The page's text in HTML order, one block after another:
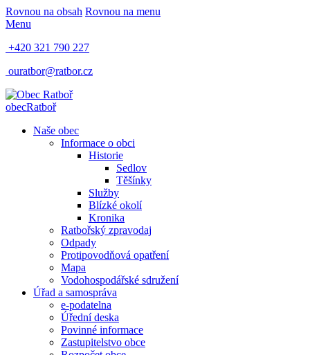
Rovnou na obsah Rovnou na menu
Menu
+420 321 790 227
ouratbor@ratbor.cz
obecRatboř
Naše obec
Informace o obci
Historie
Sedlov
Těšínky
Služby
Blízké okolí
Kronika
Ratbořský zpravodaj
Odpady
Protipovodňová opatření
Mapa
Vodohospodářské sdružení
Úřad a samospráva
e-podatelna
Úřední deska
Povinné informace
Zastupitelstvo obce